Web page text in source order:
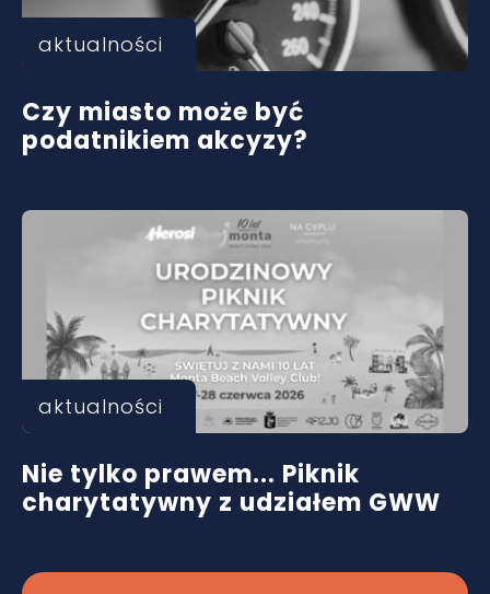
aktualności
Czy miasto może być
podatnikiem akcyzy?
aktualności
Nie tylko prawem... Piknik
charytatywny z udziałem GWW